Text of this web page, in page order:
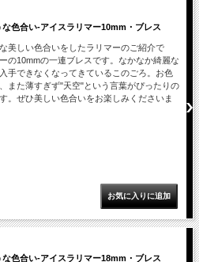
な色合い-アイスラリマー10mm・ブレス
美しい色合いをしたラリマーのご紹介で
の10mmの一連ブレスです。なかなか綺麗な
手できなくなってきているこのごろ。お色
また薄すぎず"天空"という言葉がぴったりの
。ぜひ美しい色合いをお楽しみくださいま
な色合い-アイスラリマー18mm・ブレス